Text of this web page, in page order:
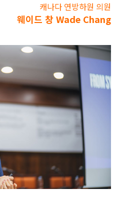
캐나다 연방하원 의원
웨이드 창 Wade Chang